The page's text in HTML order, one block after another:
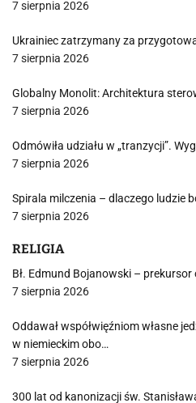
7 sierpnia 2026
Ukrainiec zatrzymany za
7 sierpnia 2026
Globalny Monolit: Architektura
7 sierpnia 2026
Odmówiła udziału w „tranzycji”.
7 sierpnia 2026
Spirala milczenia – dlaczego ludzie
7 sierpnia 2026
RELIGIA
Bł. Edmund Bojanowski –
7 sierpnia 2026
Oddawał współwięźniom własne
w niemieckim obo…
7 sierpnia 2026
300 lat od kanonizacji św.